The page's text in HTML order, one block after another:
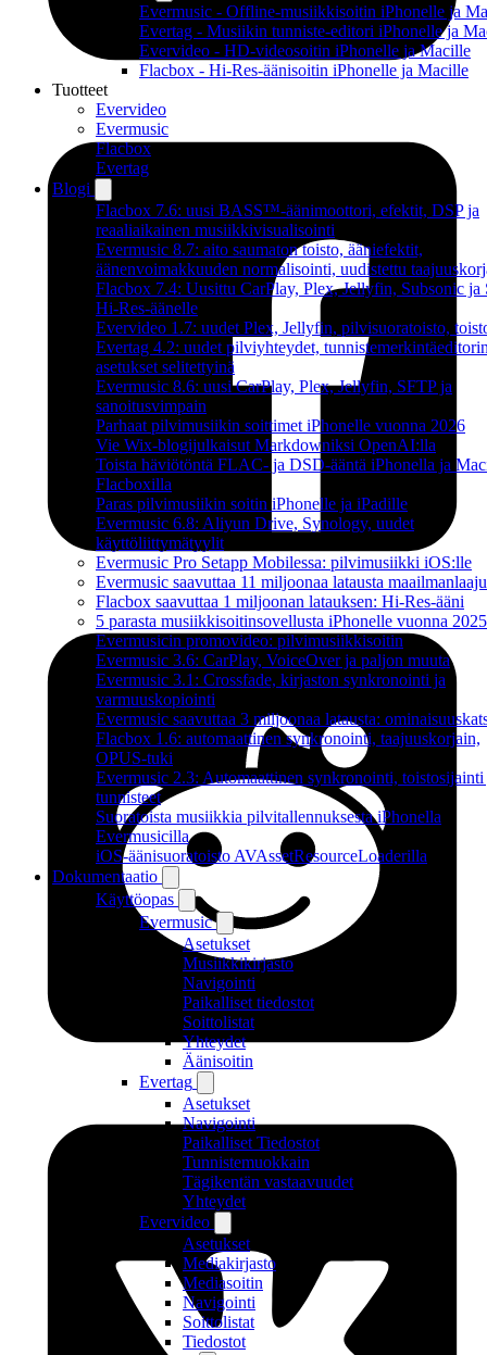
Evermusic - Offline-musiikkisoitin iPhonelle ja
Evertag - Musiikin tunniste-editori iPhonelle ja
Evervideo - HD-videosoitin iPhonelle ja Macille
Flacbox - Hi-Res-äänisoitin iPhonelle ja Macille
Tuotteet
Evervideo
Evermusic
Flacbox
Evertag
Blogi
Flacbox 7.6: uusi BASS™-äänimoottori, efektit, DSP ja
reaaliaikainen musiikkivisualisointi
Evermusic 8.7: aito saumaton toisto, ääniefektit,
äänenvoimakkuuden normalisointi, uudistettu
Flacbox 7.4: Uusittu CarPlay, Plex, Jellyfin, Subsonic ja
Hi-Res-äänelle
Evervideo 1.7: uudet Plex, Jellyfin, pilvisuoratoisto,
Evertag 4.2: uudet pilviyhteydet,
asetukset selitettyinä
Evermusic 8.6: uusi CarPlay, Plex, Jellyfin, SFTP ja
sanoitusvimpain
Parhaat pilvimusiikin soittimet iPhonelle vuonna 2026
Vie Wix-blogijulkaisut Markdowniksi OpenAI:lla
Toista häviötöntä FLAC- ja DSD-ääntä iPhonella ja
Flacboxilla
Paras pilvimusiikin soitin iPhonelle ja iPadille
Evermusic 6.8: Aliyun Drive, Synology, uudet
käyttöliittymätyylit
Evermusic Pro Setapp Mobilessa: pilvimusiikki iOS:lle
Evermusic saavuttaa 11 miljoonaa latausta
Flacbox saavuttaa 1 miljoonan latauksen: Hi-Res-ääni
5 parasta musiikkisoitinsovellusta iPhonelle vuonna 2025
Evermusicin promovideo: pilvimusiikkisoitin
Evermusic 3.6: CarPlay, VoiceOver ja paljon muuta
Evermusic 3.1: Crossfade, kirjaston synkronointi ja
varmuuskopiointi
Evermusic saavuttaa 3 miljoonaa latausta:
Flacbox 1.6: automaattinen synkronointi, taajuuskorjain,
OPUS-tuki
Evermusic 2.3: Automaattinen synkronointi, toistosijainti
tunnisteet
Suoratoista musiikkia pilvitallennuksesta iPhonella
Evermusicilla
iOS-äänisuoratoisto AVAssetResourceLoaderilla
Dokumentaatio
Käyttöopas
Evermusic
Asetukset
Musiikkikirjasto
Navigointi
Paikalliset tiedostot
Soittolistat
Yhteydet
Äänisoitin
Evertag
Asetukset
Navigointi
Paikalliset Tiedostot
Tunnistemuokkain
Tägikentän vastaavuudet
Yhteydet
Evervideo
Asetukset
Mediakirjasto
Mediasoitin
Navigointi
Soittolistat
Tiedostot